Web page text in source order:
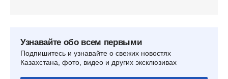
Узнавайте обо всем первыми
Подпишитесь и узнавайте о свежих новостях
Казахстана, фото, видео и других эксклюзивах